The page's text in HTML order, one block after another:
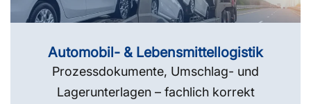
Automobil- & Lebensmittellogistik
Prozessdokumente, Umschlag- und
Lagerunterlagen – fachlich korrekt